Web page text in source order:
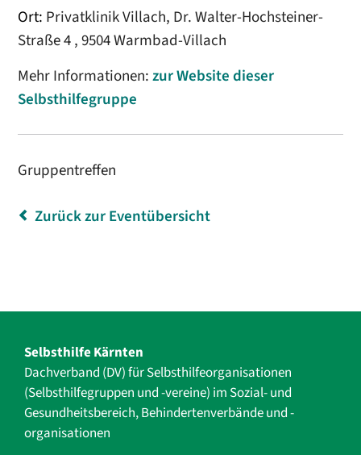
Ort: Privatklinik Villach, Dr. Walter-Hochsteiner-
Straße 4 , 9504 Warmbad-Villach
Mehr Informationen:zur Website dieser
Selbsthilfegruppe
Gruppentreffen
Zurück zur Eventübersicht
Selbsthilfe Kärnten
Dachverband (DV) für Selbsthilfe­organisationen
(Selbsthilfegruppen und -vereine) im Sozial- und
Gesundheits­bereich, ­Behindertenverbände und ­-
organisationen